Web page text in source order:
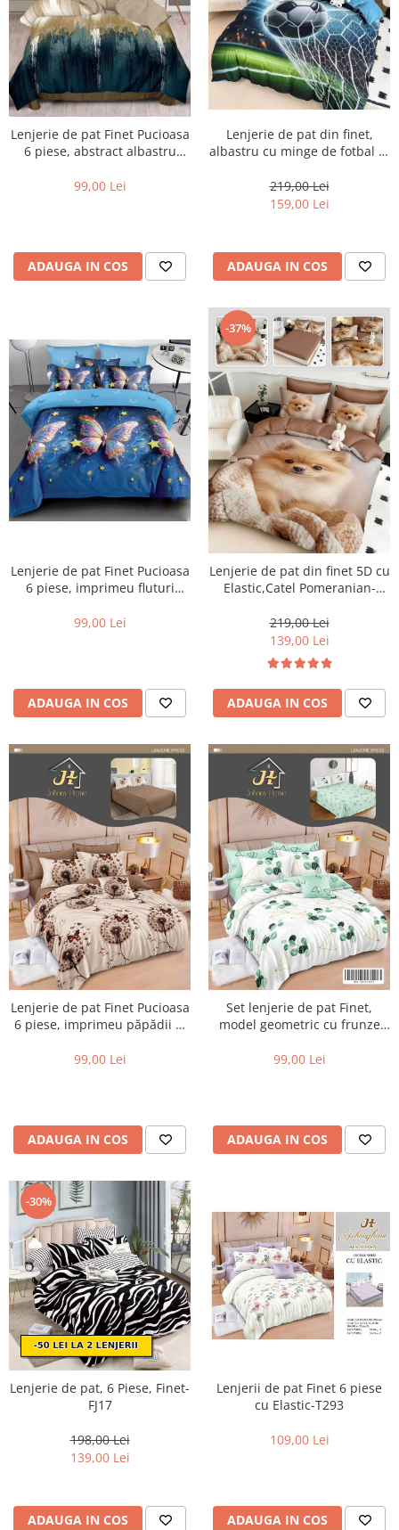
Lenjerie de pat Finet Pucioasa
6 piese, abstract albastru
99,00 Lei
ADAUGA IN COS
Lenjerie de pat din finet,
albastru cu minge de fotbal în
219,00 Lei
159,00 Lei
ADAUGA IN COS
Lenjerie de pat Finet Pucioasa
6 piese, imprimeu fluturi
fundal albastru-R614
99,00 Lei
ADAUGA IN COS
-37%
Lenjerie de pat din finet 5D cu
Elastic,Catel Pomeranian-
219,00 Lei
139,00 Lei
ADAUGA IN COS
Lenjerie de pat Finet Pucioasa
6 piese, imprimeu păpădii și
maro-R625
99,00 Lei
ADAUGA IN COS
Set lenjerie de pat Finet,
model geometric cu frunze
99,00 Lei
ADAUGA IN COS
-30%
Lenjerie de pat, 6 Piese, Finet-
FJ17
198,00 Lei
139,00 Lei
ADAUGA IN COS
Lenjerii de pat Finet 6 piese
cu Elastic-T293
109,00 Lei
ADAUGA IN COS